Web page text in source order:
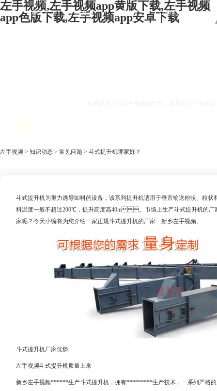
左手视频,左手视频app黄版下载,左手视频
app色版下载,左手视频app安卓下载
设备展示 产品知识 现场视频 公司简介
左手视频 > 知识动态 > 常见问题 > 斗式提升机哪家好？
斗式提升机为重力诱导卸料的设备，该系列提升机适用于垂直输送粉状、粒状和
料温度一般不超过200℃，提升高度高40m。市场上生产斗式提升机的厂
家呢？今天小编将为您介绍一家正规斗式提升机的厂家—新乡左手视频。
斗式提升机厂家优势
左手视频斗式提升机质量上乘
新乡左手视频******生产斗式提升机，拥有*********生产技术，一系列严格